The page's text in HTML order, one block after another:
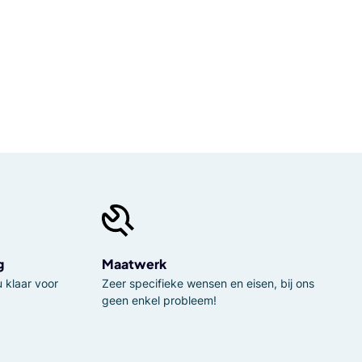
klaar voor
Maatwerk
Zeer specifieke wensen en eisen, bij ons
geen enkel probleem!